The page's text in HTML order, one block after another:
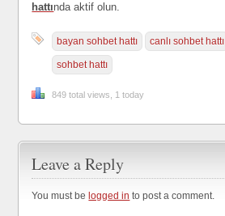
hattında aktif olun.
bayan sohbet hattı canlı sohbet hattı
sohbet hattı
849 total views, 1 today
Leave a Reply
You must be logged in to post a comment.